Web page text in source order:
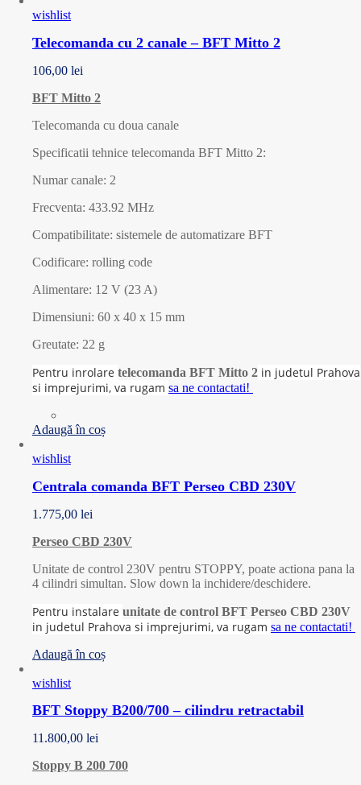
wishlist
Telecomanda cu 2 canale – BFT Mitto 2
106,00 lei
BFT Mitto 2
Telecomanda cu doua canale
Specificatii tehnice telecomanda BFT Mitto 2:
Numar canale: 2
Frecventa: 433.92 MHz
Compatibilitate: sistemele de automatizare BFT
Codificare: rolling code
Alimentare: 12 V (23 A)
Dimensiuni: 60 x 40 x 15 mm
Greutate: 22 g
Pentru inrolare telecomanda BFT Mitto 2 in judetul Prahova
si imprejurimi, va rugam sa ne contactati!
Adaugă în coș
wishlist
Centrala comanda BFT Perseo CBD 230V
1.775,00 lei
Perseo CBD 230V
Unitate de control 230V pentru STOPPY, poate actiona pana la
4 cilindri simultan. Slow down la inchidere/deschidere.
Pentru instalare unitate de control BFT Perseo CBD 230V
in judetul Prahova si imprejurimi, va rugam sa ne contactati!
Adaugă în coș
wishlist
BFT Stoppy B200/700 – cilindru retractabil
11.800,00 lei
Stoppy B 200 700